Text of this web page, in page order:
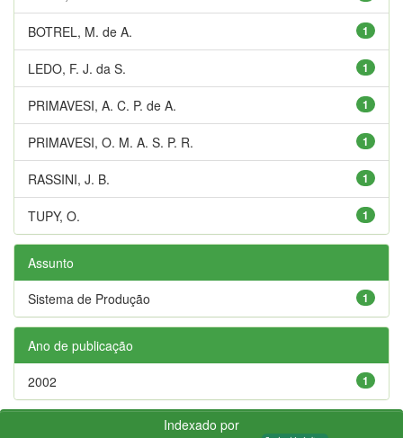
1
BOTREL, M. de A.
1
LEDO, F. J. da S.
1
PRIMAVESI, A. C. P. de A.
1
PRIMAVESI, O. M. A. S. P. R.
1
RASSINI, J. B.
1
TUPY, O.
Assunto
1
Sistema de Produção
Ano de publicação
1
2002
Indexado por